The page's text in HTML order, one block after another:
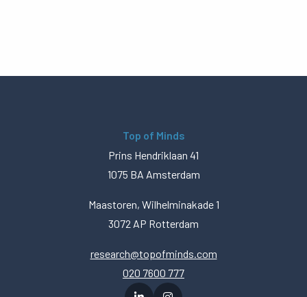
Top of Minds
Prins Hendriklaan 41
1075 BA Amsterdam
Maastoren, Wilhelminakade 1
3072 AP Rotterdam
research@topofminds.com
020 7600 777